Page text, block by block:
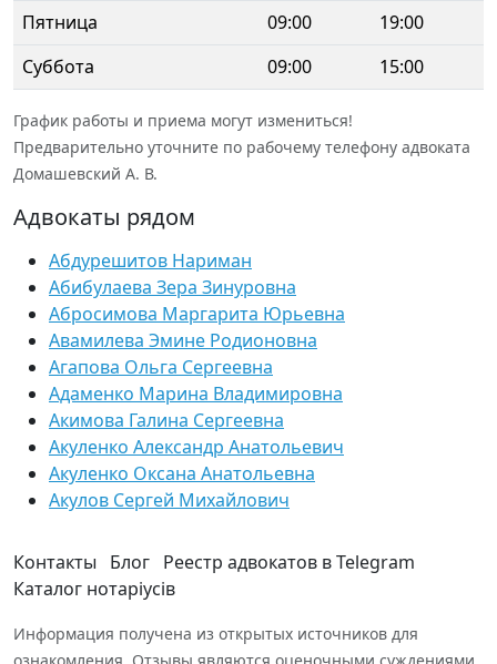
Пятница
09:00
19:00
Суббота
09:00 15:00
График работы и приема могут измениться!
Предварительно уточните по рабочему телефону адвоката
Домашевский А. В.
Адвокаты рядом
Абдурешитов Нариман
Абибулаева Зера Зинуровна
Абросимова Маргарита Юрьевна
Авамилева Эмине Родионовна
Агапова Ольга Сергеевна
Адаменко Марина Владимировна
Акимова Галина Сергеевна
Акуленко Александр Анатольевич
Акуленко Оксана Анатольевна
Акулов Сергей Михайлович
Контакты Блог Реестр адвокатов в Telegram
Каталог нотаріусів
Информация получена из открытых источников для